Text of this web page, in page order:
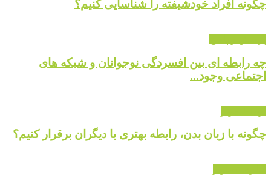
چگونه افراد خودشیفته را شناسایی کنیم؟
چه رابطه ای بین افسردگی نوجوانان و شبکه های
اجتماعی وجود...
چگونه با زبان بدن، رابطه بهتری با دیگران برقرار کنیم؟